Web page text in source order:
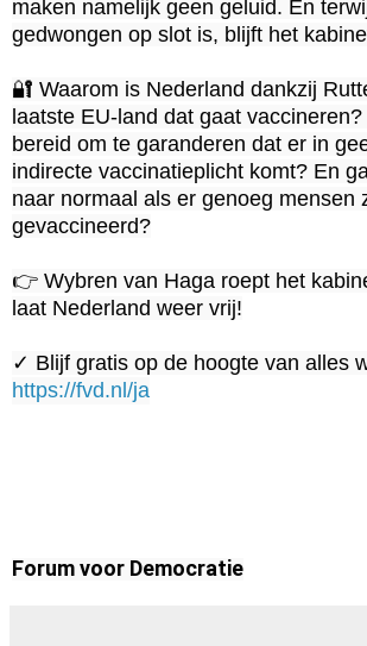
maken namelijk geen geluid. En
gedwongen op slot is, blijft het
🔐 Waarom is Nederland dankzij
laatste EU-land dat gaat
bereid om te garanderen dat er in
indirecte vaccinatieplicht komt? En
naar normaal als er genoeg mensen
gevaccineerd?
👉 Wybren van Haga roept het
laat Nederland weer vrij!
https://fvd.nl/ja
Forum voor Democratie